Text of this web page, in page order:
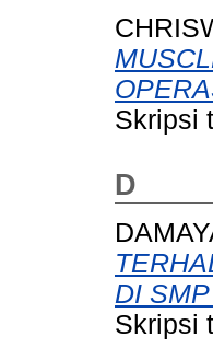
Skripsi
D
DI
Skripsi